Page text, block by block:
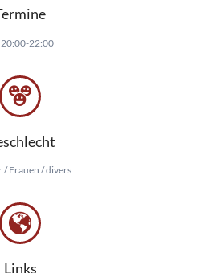
20:00-22:00
/ Frauen / divers
Links